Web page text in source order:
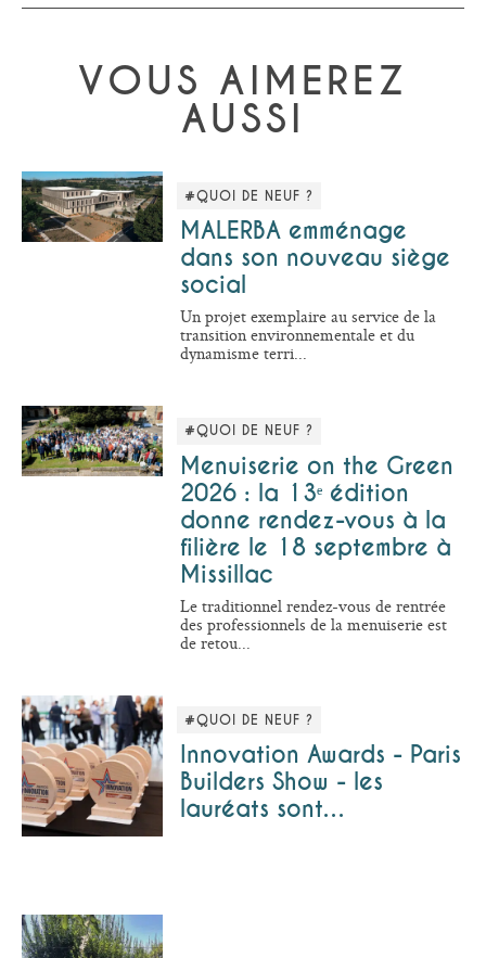
VOUS AIMEREZ
AUSSI
#QUOI DE NEUF ?
MALERBA emménage
dans son nouveau siège
social
Un projet exemplaire au service de la
transition environnementale et du
dynamisme terri...
#QUOI DE NEUF ?
Menuiserie on the Green
2026 : la 13ᵉ édition
donne rendez-vous à la
filière le 18 septembre à
Missillac
Le traditionnel rendez-vous de rentrée
des professionnels de la menuiserie est
de retou...
#QUOI DE NEUF ?
Innovation Awards - Paris
Builders Show - les
lauréats sont…